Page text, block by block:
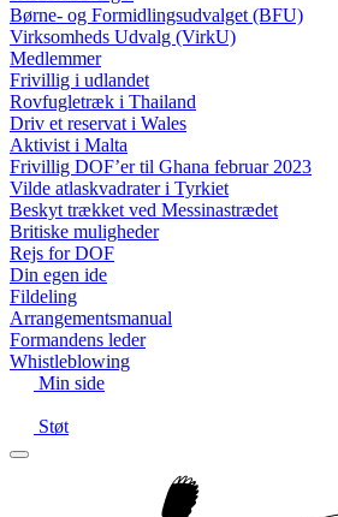
Børne- og Formidlingsudvalget (BFU)
Virksomheds Udvalg (VirkU)
Medlemmer
Frivillig i udlandet
Rovfugletræk i Thailand
Driv et reservat i Wales
Aktivist i Malta
Frivillig DOF’er til Ghana februar 2023
Vilde atlaskvadrater i Tyrkiet
Beskyt trækket ved Messinastrædet
Britiske muligheder
Rejs for DOF
Din egen ide
Fildeling
Arrangementsmanual
Formandens leder
Whistleblowing
Min side
Støt